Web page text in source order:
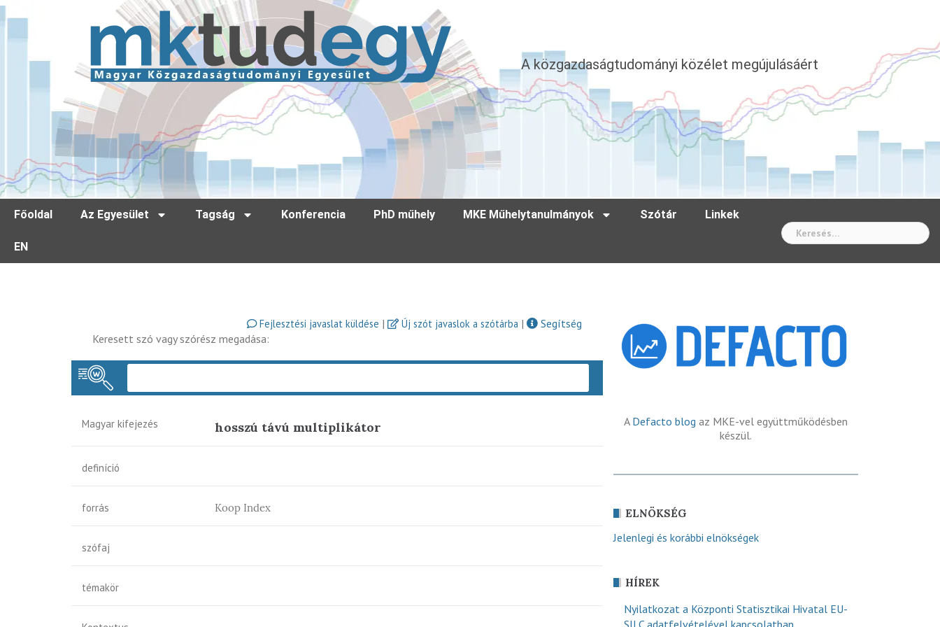
A közgazdaságtudományi közélet megújulásáért
Főoldal Az Egyesület Tagság Konferencia PhD műhely MKE Műhelytanulmányok Szótár Linkek
EN
Fejlesztési javaslat küldése | Új szót javaslok a szótárba |
Segítség
Keresett szó vagy szórész megadása:
Magyar kifejezés hosszú távú multiplikátor
definíció
forrás Koop Index
szófaj
témakör
A Defacto blog az MKE-vel együttműködésben
készül.
ELNÖKSÉG
Jelenlegi és korábbi elnökségek
HÍREK
Nyilatkozat a Központi Statisztikai Hivatal EU-
SILC adatfelvételével kapcsolatban